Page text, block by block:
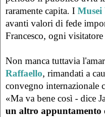
raramente capita. I Musei
avanti valori di fede
Francesco, ogni
Non manca tuttavia
Raffaello, rimandati a
convegno internazionale
«Ma va bene così - dice
un altro appuntamento